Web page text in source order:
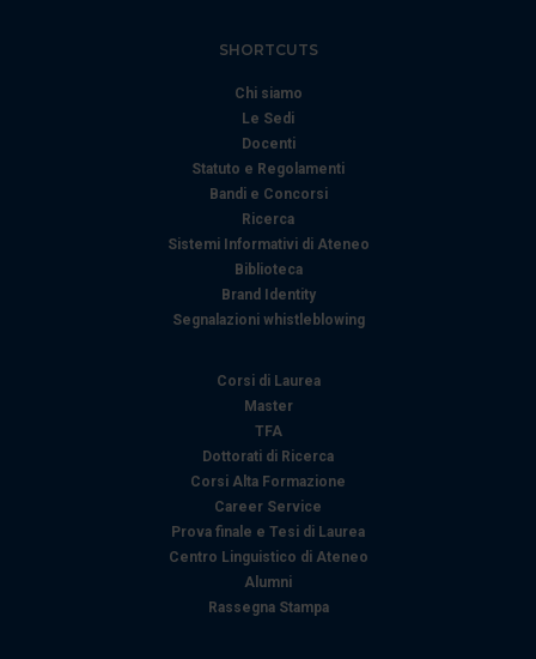
dalla Dichiarazione sui cookie.
Utilizziamo i cookie per personalizzare contenuti ed
annunci, per fornire funzionalità dei social media e per
analizzare il nostro traffico. Condividiamo inoltre
informazioni sul modo in cui utilizza il nostro sito con i
nostri partner che si occupano di analisi dei dati web,
pubblicità e social media, i quali potrebbero combinarle
con altre informazioni che ha fornito loro o che hanno
raccolto dal suo utilizzo dei loro servizi.
SHORTCUTS
Chi siamo
Le Sedi
Docenti
Statuto e Regolamenti
Bandi e Concorsi
Ricerca
Sistemi Informativi di Ateneo
Biblioteca
Brand Identity
Segnalazioni whistleblowing
Corsi di Laurea
Master
TFA
Dottorati di Ricerca
Corsi Alta Formazione
Career Service
Prova finale e Tesi di Laurea
Centro Linguistico di Ateneo
Alumni
Rassegna Stampa